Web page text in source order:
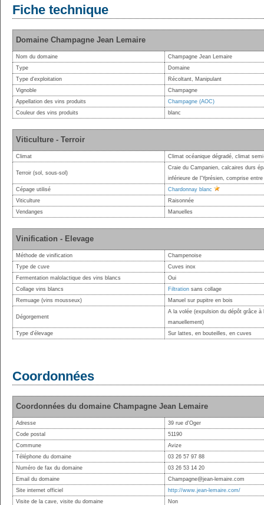
Fiche technique
Domaine Champagne Jean Lemaire
Nom du domaine
Champagne Jean Lemaire
Type
Domaine
Type d'exploitation
Récoltant, Manipulant
Vignoble
Champagne
Appellation des vins produits
Champagne (AOC)
Couleur des vins produits
blanc
Viticulture - Terroir
Climat Climat océanique dégradé, climat
Terroir (sol, sous-sol)
Craie du Campanien, calcaires durs
inférieure de l'Yprésien, comprise
Cépage utilisé
Chardonnay blanc
Viticulture
Raisonnée
Vendanges
Manuelles
Vinification - Elevage
Méthode de vinification
Champenoise
Type de cuve
Cuves inox
Fermentation malolactique des vins blancs
Oui
Collage vins blancs
Filtration sans collage
Remuage (vins mousseux)
Manuel sur pupitre en bois
Dégorgement
A la volée (expulsion du dépôt grâce
manuellement)
Type d'élevage
Sur lattes, en bouteilles, en cuves
Coordonnées
Coordonnées du domaine Champagne Jean Lemaire
Adresse
39 rue d'Oger
Code postal
51190
Commune
Avize
Téléphone du domaine
03 26 57 97 88
Numéro de fax du domaine
03 26 53 14 20
Email du domaine
Champagne@jean-lemaire.com
Site internet officiel
http://www.jean-lemaire.com/
Visite de la cave, visite du domaine
Non